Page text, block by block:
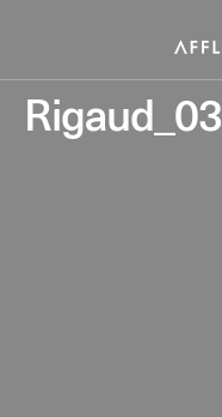
Rigaud_03